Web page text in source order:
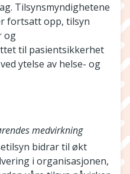
Tilsynsmyndighetene
fortsatt opp, tilsyn
og
til pasientsikkerhet
ytelse av helse- og
medvirkning
bidrar til økt
i organisasjonen,